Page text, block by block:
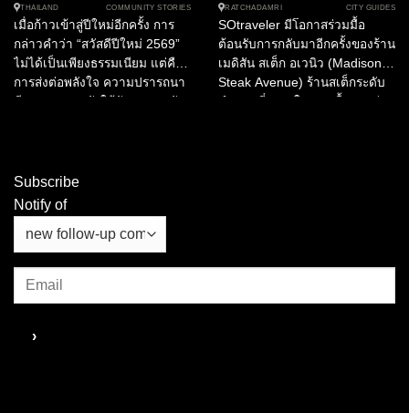
สรรตัวเลขมงคลเชิงสถิติที่อาจ
เปลี่ยนโอกาสให้เป็นความมั่งคั่ง
ได้อย่างน่าอัศจรรย์...
ครั้งไม่ถ้วน...
THAILAND COMMUNITY STORIES
เมื่อก้าวเข้าสู่ปีใหม่อีกครั้ง การ
กล่าวคำว่า “สวัสดีปีใหม่ 2569”
ไม่ได้เป็นเพียงธรรมเนียม แต่คือ
การส่งต่อพลังใจ ความปรารถนา
ปีใหม่, คำอวยพรสวัสดีปีใหม่...
RATCHADAMRI CITY GUIDES
SOtraveler มีโอกาสร่วมมื้อ
ต้อนรับการกลับมาอีกครั้งของร้าน
เมดิสัน สเต็ก อเวนิว (Madison
Steak Avenue) ร้านสเต็กระดับ
Subscribe
Notify of